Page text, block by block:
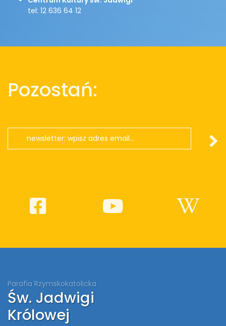
tel: 12 636 64 12
Pozostań:
Parafia Rzymskokatolicka
Św. Jadwigi
Królowej